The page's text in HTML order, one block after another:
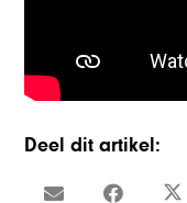
Deel dit artikel: